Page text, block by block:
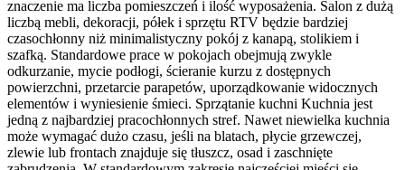
znaczenie ma liczba pomieszczeń i ilość wyposażenia. Salon z dużą
liczbą mebli, dekoracji, półek i sprzętu RTV będzie bardziej
czasochłonny niż minimalistyczny pokój z kanapą, stolikiem i
szafką. Standardowe prace w pokojach obejmują zwykle
odkurzanie, mycie podłogi, ścieranie kurzu z dostępnych
powierzchni, przetarcie parapetów, uporządkowanie widocznych
elementów i wyniesienie śmieci. Sprzątanie kuchni Kuchnia jest
jedną z najbardziej pracochłonnych stref. Nawet niewielka kuchnia
może wymagać dużo czasu, jeśli na blatach, płycie grzewczej,
zlewie lub frontach znajduje się tłuszcz, osad i zaschnięte